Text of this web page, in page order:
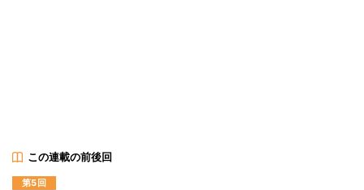
この連載の前後回
第5回